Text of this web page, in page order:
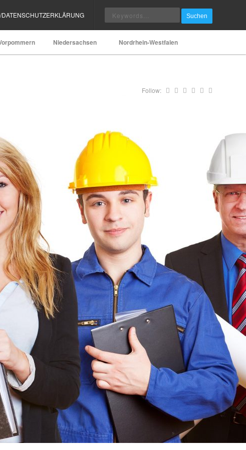
Suchen
Niedersachsen Nordrhein-Westfalen
Follow: